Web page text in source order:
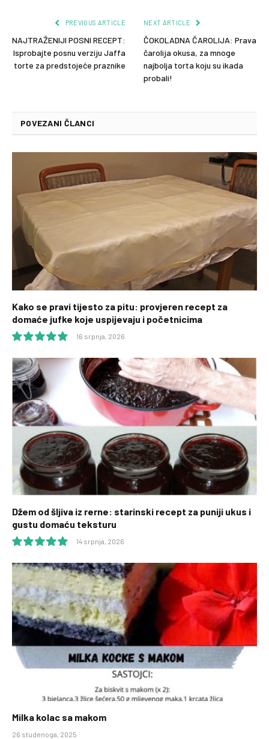
PREVIOUS ARTICLE
NAJTRAŽENIJI POSNI RECEPT:
Isprobajte posnu verziju Jaffa
torte za predstojeće praznike
NEXT ARTICLE
ČOKOLADNA ČAROLIJA: Prava
čarolija okusa, za mnoge
najbolja torta koju su ikada
probali!
POVEZANI ČLANCI
Kako se pravi tijesto za pitu: provjeren recept za
domaće jufke koje uspijevaju i početnicima
10.0
16 srpnja, 2026
Džem od šljiva iz rerne: starinski recept za puniji ukus i
gustu domaću teksturu
10.0
14 srpnja, 2026
Milka kolac sa makom
26 studenoga, 2025